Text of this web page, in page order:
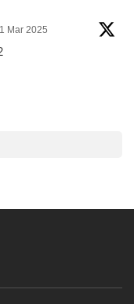
1 Mar 2025